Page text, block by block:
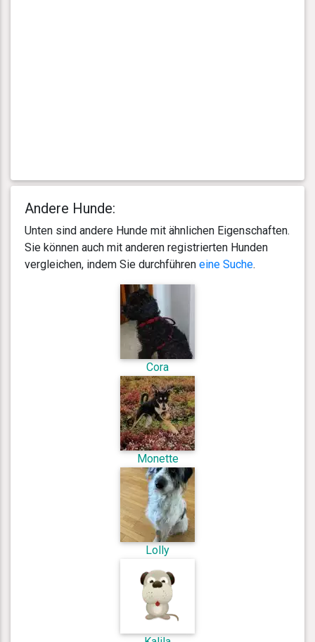
Andere Hunde:
Unten sind andere Hunde mit ähnlichen Eigenschaften.
Sie können auch mit anderen registrierten Hunden
vergleichen, indem Sie durchführen eine Suche.
Cora
Monette
Lolly